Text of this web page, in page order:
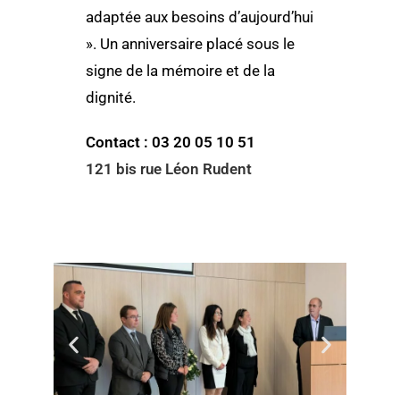
adaptée aux besoins d’aujourd’hui
». Un anniversaire placé sous le
signe de la mémoire et de la
dignité.
Contact : 03 20 05 10 51
121 bis rue Léon Rudent